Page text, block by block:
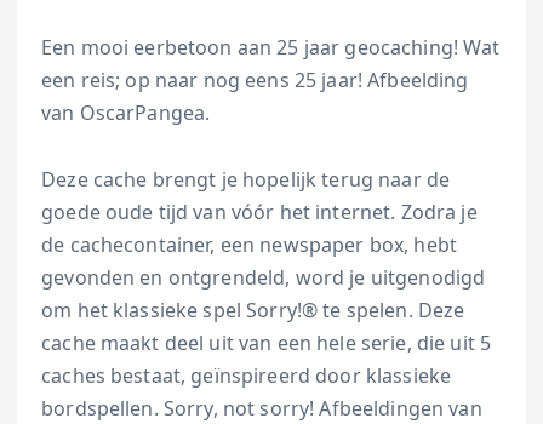
Een mooi eerbetoon aan 25 jaar geocaching! Wat
een reis; op naar nog eens 25 jaar! Afbeelding
van OscarPangea.
Deze cache brengt je hopelijk terug naar de
goede oude tijd van vóór het internet. Zodra je
de cachecontainer, een newspaper box, hebt
gevonden en ontgrendeld, word je uitgenodigd
om het klassieke spel Sorry!® te spelen. Deze
cache maakt deel uit van een hele serie, die uit 5
caches bestaat, geïnspireerd door klassieke
bordspellen. Sorry, not sorry! Afbeeldingen van